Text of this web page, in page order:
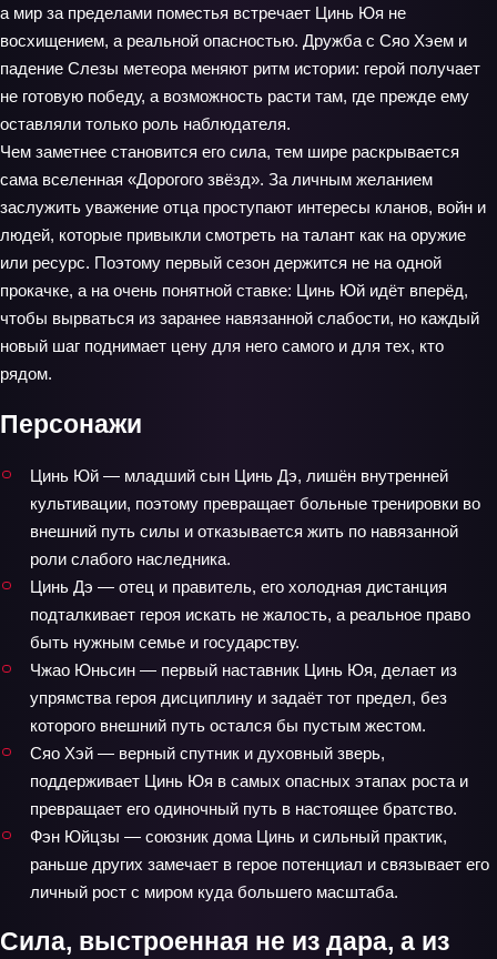
а мир за пределами поместья встречает Цинь Юя не
восхищением, а реальной опасностью. Дружба с Сяо Хэем и
падение Слезы метеора меняют ритм истории: герой получает
не готовую победу, а возможность расти там, где прежде ему
оставляли только роль наблюдателя.
Чем заметнее становится его сила, тем шире раскрывается
сама вселенная «Дорогого звёзд». За личным желанием
заслужить уважение отца проступают интересы кланов, войн и
людей, которые привыкли смотреть на талант как на оружие
или ресурс. Поэтому первый сезон держится не на одной
прокачке, а на очень понятной ставке: Цинь Юй идёт вперёд,
чтобы вырваться из заранее навязанной слабости, но каждый
новый шаг поднимает цену для него самого и для тех, кто
рядом.
Персонажи
Цинь Юй — младший сын Цинь Дэ, лишён внутренней
культивации, поэтому превращает больные тренировки во
внешний путь силы и отказывается жить по навязанной
роли слабого наследника.
Цинь Дэ — отец и правитель, его холодная дистанция
подталкивает героя искать не жалость, а реальное право
быть нужным семье и государству.
Чжао Юньсин — первый наставник Цинь Юя, делает из
упрямства героя дисциплину и задаёт тот предел, без
которого внешний путь остался бы пустым жестом.
Сяо Хэй — верный спутник и духовный зверь,
поддерживает Цинь Юя в самых опасных этапах роста и
превращает его одиночный путь в настоящее братство.
Фэн Юйцзы — союзник дома Цинь и сильный практик,
раньше других замечает в герое потенциал и связывает его
личный рост с миром куда большего масштаба.
Сила, выстроенная не из дара, а из